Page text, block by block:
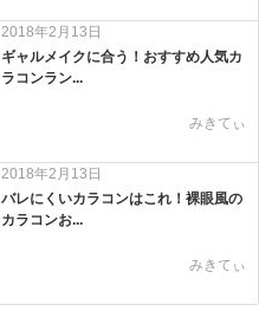
2018年2月13日
ギャルメイクに合う！おすすめ人気カ
ラコンラン...
みきてぃ
2018年2月13日
バレにくいカラコンはこれ！裸眼風の
カラコンお...
みきてぃ